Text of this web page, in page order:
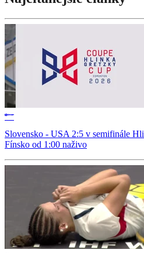
Slovensko - USA 2:5 v semifinále
Fínsko od 1:00 naživo